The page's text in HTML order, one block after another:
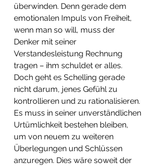
überwinden. Denn gerade dem
emotionalen Impuls von Freiheit,
wenn man so will, muss der
Denker mit seiner
Verstandesleistung Rechnung
tragen – ihm schuldet er alles.
Doch geht es Schelling gerade
nicht darum, jenes Gefühl zu
kontrollieren und zu rationalisieren.
Es muss in seiner unverständlichen
Urtümlichkeit bestehen bleiben,
um von neuem zu weiteren
Überlegungen und Schlüssen
anzuregen. Dies wäre soweit der